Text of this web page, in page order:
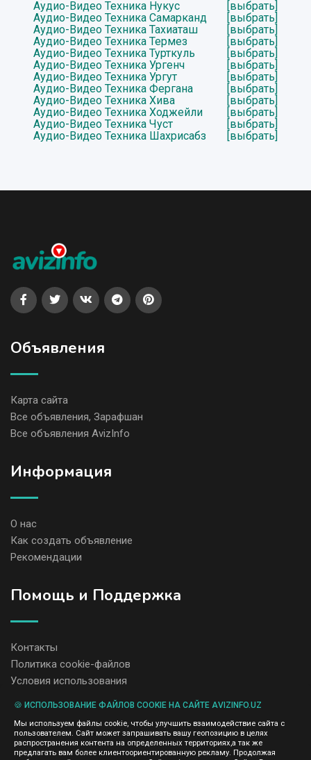
Аудио-Видео Техника Нукус
[выбрать]
Аудио-Видео Техника Самарканд
[выбрать]
Аудио-Видео Техника Тахиаташ
[выбрать]
Аудио-Видео Техника Термез
[выбрать]
Аудио-Видео Техника Турткуль
[выбрать]
Аудио-Видео Техника Ургенч
[выбрать]
Аудио-Видео Техника Ургут
[выбрать]
Аудио-Видео Техника Фергана
[выбрать]
Аудио-Видео Техника Хива
[выбрать]
Аудио-Видео Техника Ходжейли
[выбрать]
Аудио-Видео Техника Чуст
[выбрать]
Аудио-Видео Техника Шахрисабз
[выбрать]
Объявления
Карта сайта
Все объявления, Зарафшан
Все объявления AvizInfo
Информация
О нас
Как создать объявление
Рекомендации
Помощь и Поддержка
Контакты
Политика cookie-файлов
Условия использования
содержание размещенных объявлений.
Мы ценим конфиденциальность наших пользователей. Мы не
передаем и не продаем личную информацию зарегистрированных
🍪 ИСПОЛЬЗОВАНИЕ ФАЙЛОВ COOKIE НА САЙТЕ AVIZINFO.UZ
Мы используем файлы cookie, чтобы улучшить взаимодействие сайта с
пользователем. Сайт может запрашивать вашу геопозицию в целях
распространения контента на определенных территориях,а так же
предлагать вам более клиентоориентированную рекламу. Продолжая